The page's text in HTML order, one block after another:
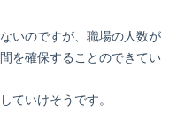
いのですが、職場の人数が
を確保することのできてい
ていけそうです。